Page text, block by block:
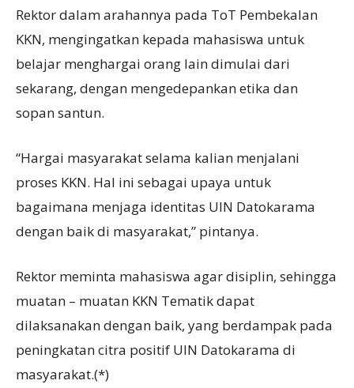
Rektor dalam arahannya pada ToT Pembekalan
KKN, mengingatkan kepada mahasiswa untuk
belajar menghargai orang lain dimulai dari
sekarang, dengan mengedepankan etika dan
sopan santun.
“Hargai masyarakat selama kalian menjalani
proses KKN. Hal ini sebagai upaya untuk
bagaimana menjaga identitas UIN Datokarama
dengan baik di masyarakat,” pintanya.
Rektor meminta mahasiswa agar disiplin, sehingga
muatan – muatan KKN Tematik dapat
dilaksanakan dengan baik, yang berdampak pada
peningkatan citra positif UIN Datokarama di
masyarakat.(*)